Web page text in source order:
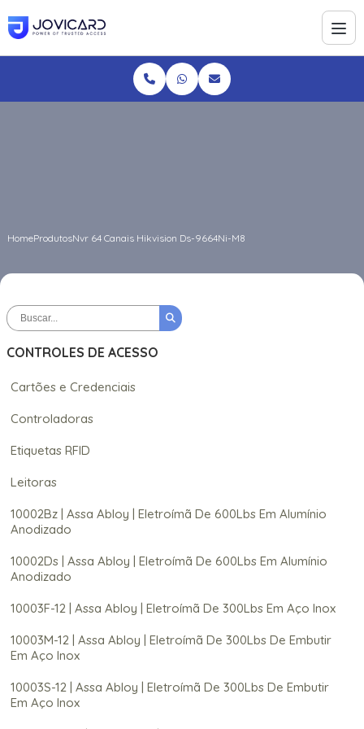
HomeProdutosNvr 64 Canais Hikvision Ds-9664Ni-M8
CONTROLES DE ACESSO
Cartões e Credenciais
Controladoras
Etiquetas RFID
Leitoras
10002Bz | Assa Abloy | Eletroímã De 600Lbs Em Alumínio
Anodizado
10002Ds | Assa Abloy | Eletroímã De 600Lbs Em Alumínio
Anodizado
10003F-12 | Assa Abloy | Eletroímã De 300Lbs Em Aço Inox
10003M-12 | Assa Abloy | Eletroímã De 300Lbs De Embutir
Em Aço Inox
10003S-12 | Assa Abloy | Eletroímã De 300Lbs De Embutir
Em Aço Inox